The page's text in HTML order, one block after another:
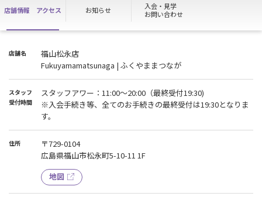
店舗情報 アクセス お知らせ
入会・見学
お問い合わせ
店舗名
福山松永店
Fukuyamamatsunaga | ふくやままつなが
スタッフ
受付時間
スタッフアワー：11:00〜20:00（最終受付19:30)
※入会手続き等、全てのお手続きの最終受付は19:30となりま
す。
住所
〒729-0104
広島県福山市松永町5-10-11 1F
地図